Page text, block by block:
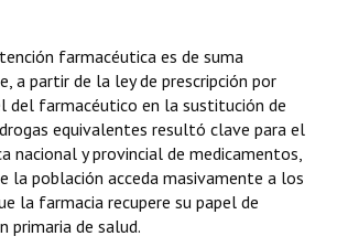
farmacéutica es de suma
a partir de la ley de prescripción por
del farmacéutico en la sustitución de
equivalentes resultó clave para el
nacional y provincial de medicamentos,
la población acceda masivamente a los
la farmacia recupere su papel de
primaria de salud.